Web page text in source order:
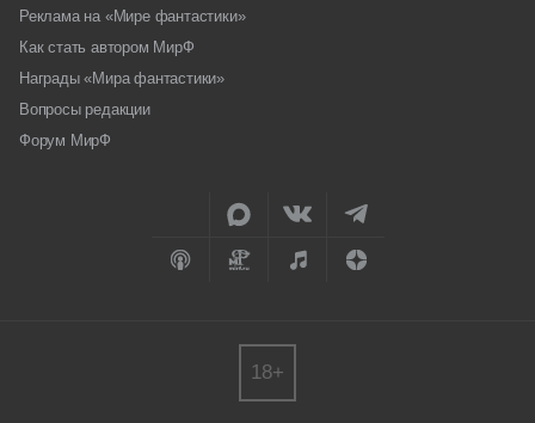
Реклама на «Мире фантастики»
Как стать автором МирФ
Награды «Мира фантастики»
Вопросы редакции
Форум МирФ
18+